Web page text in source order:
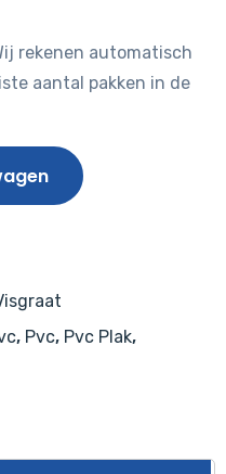
rekenen automatisch
aantal pakken in de
, Pvc, Pvc Plak,